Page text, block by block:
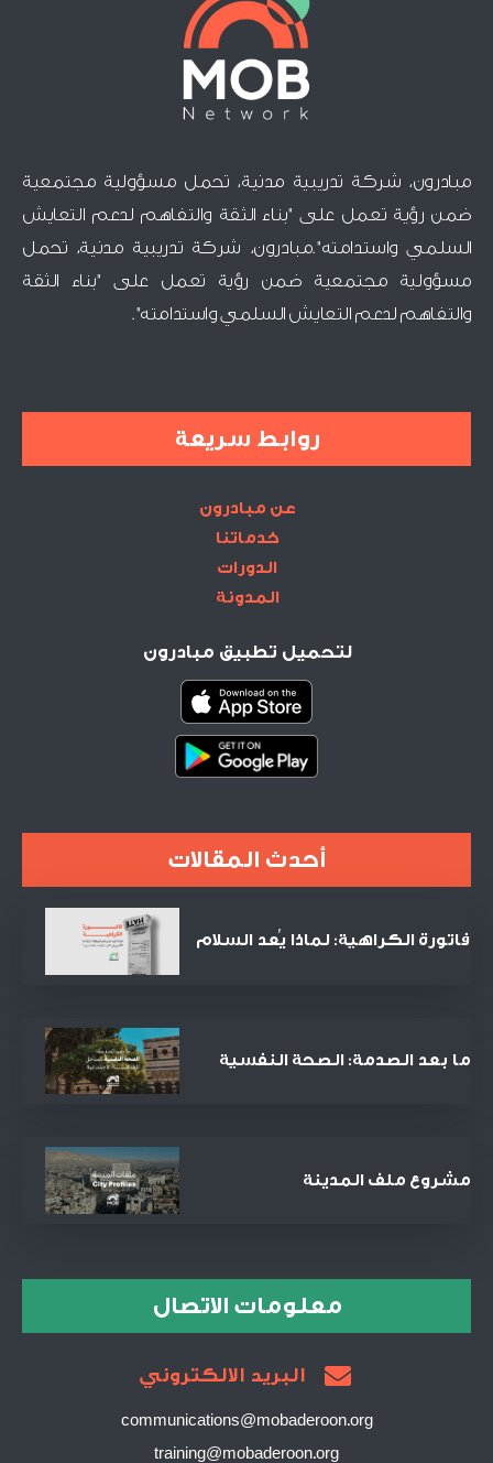
مبادرون، شركة تدريبية مدنية، تحمل مسؤولية مجتمعية
ضمن رؤية تعمل على "بناء الثقة والتفاهم لدعم التعايش
السلمي واستدامته".مبادرون، شركة تدريبية مدنية، تحمل
مسؤولية مجتمعية ضمن رؤية تعمل على "بناء الثقة
والتفاهم لدعم التعايش السلمي واستدامته".
روابط سريعة
عن مبادرون
خدماتنا
الدورات
المدونة
لتحميل تطبيق مبادرون
أحدث المقالات
فاتورة الكراهية: لماذا يُعد السلام
ما بعد الصدمة: الصحة النفسية
مشروع ملف المدينة
معلومات الاتصال
البريد الالكتروني
communications@mobaderoon.org
training@mobaderoon.org